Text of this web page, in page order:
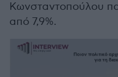
Κωνσταντοπούλου
από 7,9%.